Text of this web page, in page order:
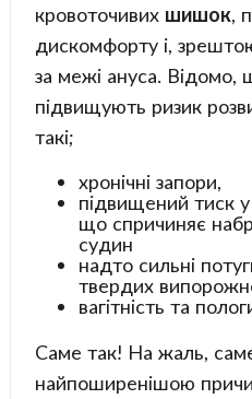
кровоточивих шишок,
дискомфорту і,
за межі ануса. Відомо,
підвищують ризик
такі;
хронічні запори,
підвищений тиск
що спричиняє
судин
надто сильні
твердих
вагітність та
Саме так! На жаль, саме
найпоширенішою